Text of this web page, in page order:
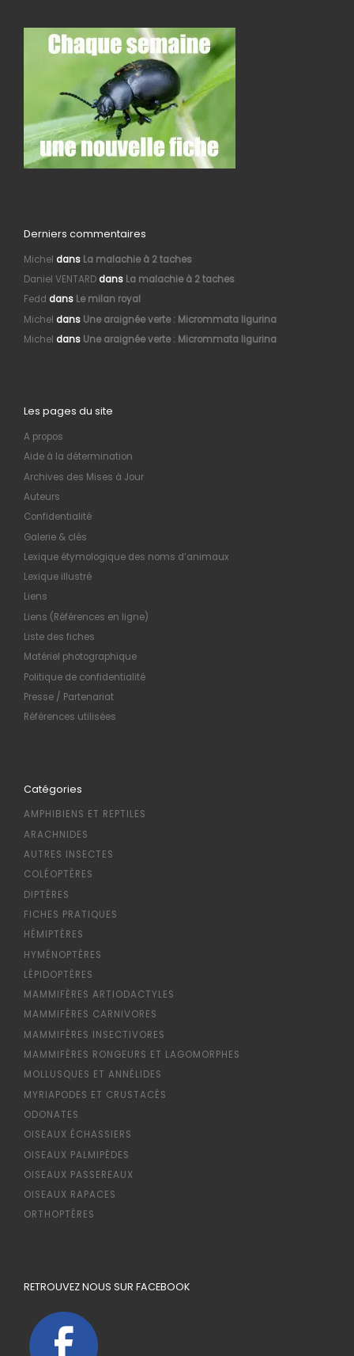
Derniers commentaires
Michel dans La malachie à 2 taches
Daniel VENTARDdans La malachie à 2 taches
Fedd dans Le milan royal
Michel dans Une araignée verte : Micrommata ligurina
Michel dans Une araignée verte : Micrommata ligurina
Les pages du site
A propos
Aide à la détermination
Archives des Mises à Jour
Auteurs
Confidentialité
Galerie & clés
Lexique étymologique des noms d’animaux
Lexique illustré
Liens
Liens (Références en ligne)
Liste des fiches
Matériel photographique
Politique de confidentialité
Presse / Partenariat
Références utilisées
Catégories
AMPHIBIENS ET REPTILES
ARACHNIDES
AUTRES INSECTES
COLÉOPTÈRES
DIPTÈRES
FICHES PRATIQUES
HÉMIPTÈRES
HYMÉNOPTÈRES
LÉPIDOPTÈRES
MAMMIFÈRES ARTIODACTYLES
MAMMIFÈRES CARNIVORES
MAMMIFÈRES INSECTIVORES
MAMMIFÈRES RONGEURS ET LAGOMORPHES
MOLLUSQUES ET ANNÉLIDES
MYRIAPODES ET CRUSTACÉS
ODONATES
OISEAUX ÉCHASSIERS
OISEAUX PALMIPÈDES
OISEAUX PASSEREAUX
OISEAUX RAPACES
ORTHOPTÈRES
RETROUVEZ NOUS SUR FACEBOOK